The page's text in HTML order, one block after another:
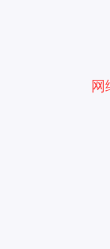
网